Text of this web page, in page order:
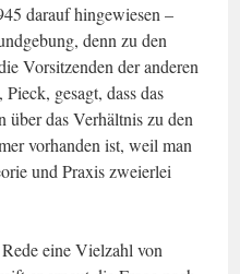
darauf hingewiesen –
denn zu den
Vorsitzenden der anderen
gesagt, dass das
über das Verhältnis zu den
vorhanden ist, weil man
und Praxis zweierlei
eine Vielzahl von